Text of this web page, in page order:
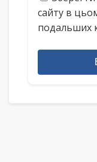
сайту в
подальших